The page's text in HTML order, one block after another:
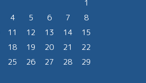
1
4 5 6 7
8
11 12 13 14
15
18 19 20 21
22
25 26 27 28
29